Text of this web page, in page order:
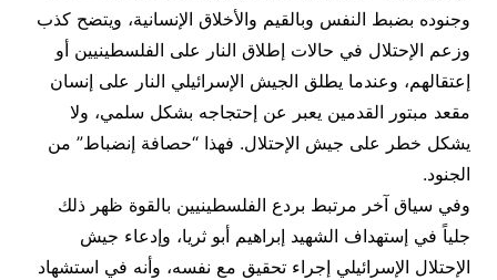
وجنوده بضبط النفس وبالقيم والأخلاق الإنسانية، ويتضح كذب
وزعم الإحتلال في حالات إطلاق النار على الفلسطينيين أو
إعتقالهم، وعندما يطلق الجيش الإسرائيلي النار على إنسان
مقعد مبتور القدمين يعبر عن إحتجاجه بشكل سلمي، ولا
يشكل خطر على جيش الإحتلال. فهذا “حصافة إنضباط” من
الجنود.
وفي سياق آخر مرتبط بردع الفلسطينيين بالقوة ظهر ذلك
جلياً في إستهداف الشهيد إبراهيم أبو ثريا، وإدعاء جيش
الإحتلال الإسرائيلي إجراء تحقيق مع نفسه، وأنه في استشهاد